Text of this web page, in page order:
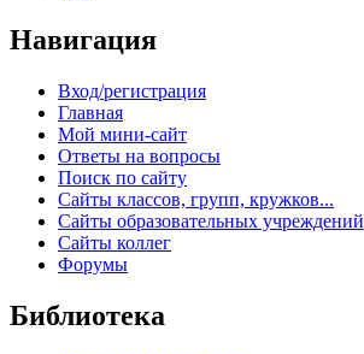
Навигация
Вход/регистрация
Главная
Мой мини-сайт
Ответы на вопросы
Поиск по сайту
Сайты классов, групп, кружков...
Сайты образовательных учреждений
Сайты коллег
Форумы
Библиотека